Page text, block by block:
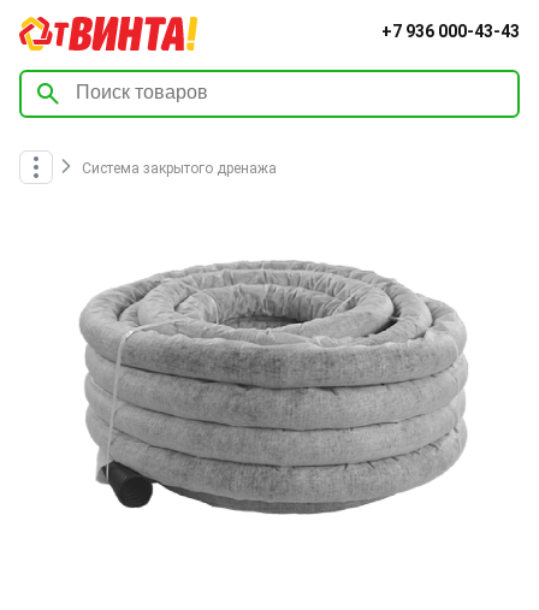
+7 936 000-43-43
Система закрытого дренажа